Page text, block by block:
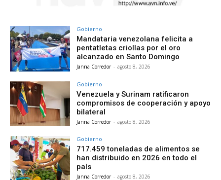
Gobierno
Mandataria venezolana felicita a
pentatletas criollas por el oro
alcanzado en Santo Domingo
Janna Corredor - agosto 8, 2026
Gobierno
Venezuela y Surinam ratificaron
compromisos de cooperación y apoyo
bilateral
Janna Corredor - agosto 8, 2026
Gobierno
717.459 toneladas de alimentos se
han distribuido en 2026 en todo el
país
Janna Corredor - agosto 8, 2026